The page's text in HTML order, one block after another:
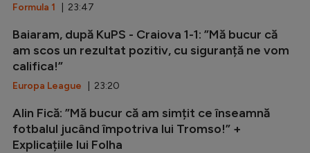
Formula 1 | 23:47
Baiaram, după KuPS - Craiova 1-1: ”Mă bucur că
am scos un rezultat pozitiv, cu siguranță ne vom
califica!”
Europa League | 23:20
Alin Fică: ”Mă bucur că am simțit ce înseamnă
fotbalul jucând împotriva lui Tromso!” +
Explicațiile lui Folha